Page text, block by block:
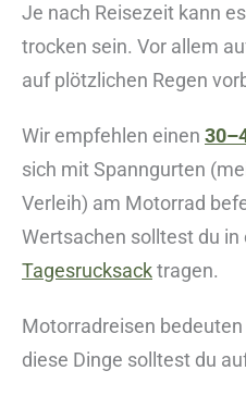
Je nach Reisezeit kann
trocken sein. Vor allem
auf plötzlichen Regen
Wir empfehlen einen
sich mit Spanngurten
Verleih) am Motorrad
Wertsachen solltest du in
Tagesrucksacktragen.
Motorradreisen
diese Dinge solltest du